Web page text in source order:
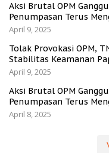
Aksi Brutal OPM
Penumpasan Terus
April 9, 2025
Tolak Provokasi OPM,
Stabilitas Keamanan
April 9, 2025
Aksi Brutal OPM
Penumpasan Terus
April 8, 2025